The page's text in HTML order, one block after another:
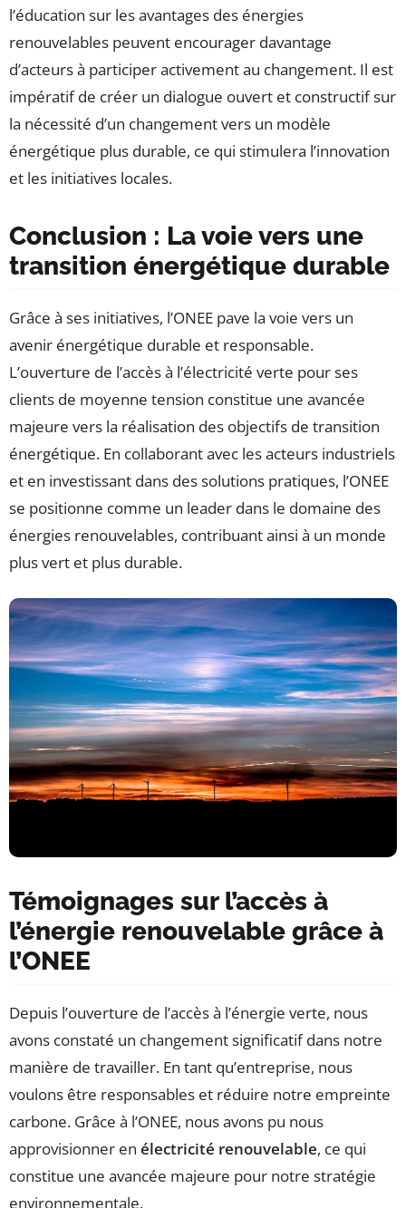
l’éducation sur les avantages des énergies
renouvelables peuvent encourager davantage
d’acteurs à participer activement au changement. Il est
impératif de créer un dialogue ouvert et constructif sur
la nécessité d’un changement vers un modèle
énergétique plus durable, ce qui stimulera l’innovation
et les initiatives locales.
Conclusion : La voie vers une
transition énergétique durable
Grâce à ses initiatives, l’ONEE pave la voie vers un
avenir énergétique durable et responsable.
L’ouverture de l’accès à l’électricité verte pour ses
clients de moyenne tension constitue une avancée
majeure vers la réalisation des objectifs de transition
énergétique. En collaborant avec les acteurs industriels
et en investissant dans des solutions pratiques, l’ONEE
se positionne comme un leader dans le domaine des
énergies renouvelables, contribuant ainsi à un monde
plus vert et plus durable.
Témoignages sur l’accès à
l’énergie renouvelable grâce à
l’ONEE
Depuis l’ouverture de l’accès à l’énergie verte, nous
avons constaté un changement significatif dans notre
manière de travailler. En tant qu’entreprise, nous
voulons être responsables et réduire notre empreinte
carbone. Grâce à l’ONEE, nous avons pu nous
approvisionner en électricité renouvelable, ce qui
constitue une avancée majeure pour notre stratégie
environnementale.